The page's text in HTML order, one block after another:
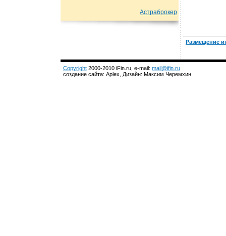
Астраброкер
Размещение
Copyright 2000-2010 iFin.ru, e-mail: mail@ifin.ru
создание сайта: Aplex, Дизайн: Максим Черемхин